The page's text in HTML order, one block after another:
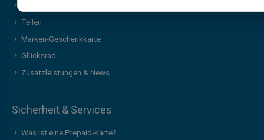
Teilen
Marken-Geschenkkarte
Glücksrad
Zusatzleistungen & News
Sicherheit & Services
Was ist eine Prepaid-Karte?